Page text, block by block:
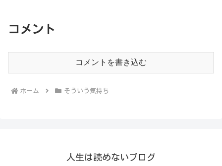
コメント
コメントを書き込む
ホーム そういう気持ち
人生は読めないブログ